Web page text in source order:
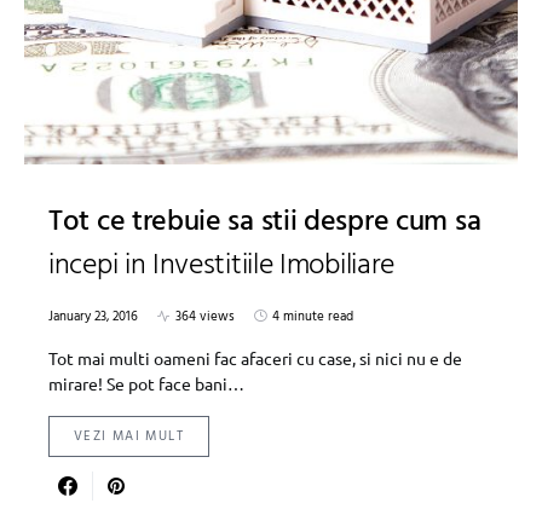
Tot ce trebuie sa stii despre cum sa
incepi in Investitiile Imobiliare
January 23, 2016 364 views
4 minute read
Tot mai multi oameni fac afaceri cu case, si nici nu e de
mirare! Se pot face bani…
VEZI MAI MULT